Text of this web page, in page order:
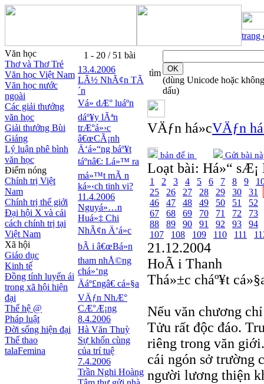
trang
Văn học
Thơ và Thơ Trẻ
Văn học Việt Nam
Văn học nước
ngoài
Các giải thưởng
văn học
Giải thưởng Bùi
Giáng
Lý luận phê bình
văn học
Điểm nóng
Chính trị Việt
Nam
Chính trị thế giới
Đại hội X và cải
cách chính trị tại
Việt Nam
Xã hội
Giáo dục
Kinh tế
Đồng tính luyến ái
trong xã hội hiện
đại
Thế hệ @
Pháp luật
Đời sống hiện đại
Thể thao
talaFemina
1 - 20 / 51 bài
13.4.2006
LÃ½ NhÃ¢n TÃ
´n
Vá» dÆ° luáº­n
dáº¥y lÃªn
trÆ°á»›c
â€œCÃ¡nh
Ä‘á»“ng báº¥t
táº­nâ€: Lá»™ ra
má»™t mÃ n
ká»‹ch tinh vi?
11.4.2006
Nguyá»…n
Huá»‡ Chi
NhÃ¢n Ä‘á»c
bÃ i â€œBá»n
tham nhÅ©ng
chá»‘ng
Äáº£ngâ€ cá»§a
VÄƒn NhÆ°
CÆ°Æ¡ng
8.4.2006
Hà Văn Thuỳ
Sự khốn cùng
của trí tuệ
7.4.2006
Trần Nghi Hoàng
tìm
(dùng Unicode hoặc không
dấu)
VÄƒn há»cVÄƒn
bản để in Gửi bài
Loạt bài: Há»“ sÆ¡
1 2 3 4 5 6 7 8 9
25
26 27 28 29 30
31
46
47 48 49 50 51
52
67
68 69 70 71 72
73
88
89 90 91 92 93
94
107
108 109 110 111
21.12.2004
HoÃ i Thanh
Thá»±c cháº¥t
Nếu văn chương
Tửu rất độc đáo.
riêng trong văn
cái ngón sở trường
người lương thiện